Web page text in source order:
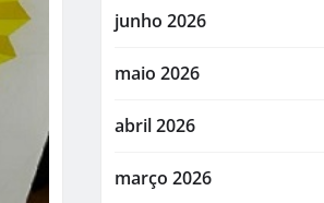
junho 2026
maio 2026
abril 2026
março 2026